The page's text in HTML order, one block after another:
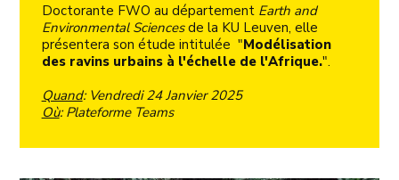
Doctorante FWO au département Earth and
Environmental Sciencesde la KU Leuven, elle
présentera son étude intitulée "Modélisation
des ravins urbains à l'échelle de l'Afrique.".
Quand: Vendredi 24 Janvier 2025
Où: Plateforme Teams